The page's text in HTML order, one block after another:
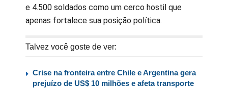
e 4.500 soldados como um cerco hostil que
apenas fortalece sua posição política.
Talvez você goste de ver:
Crise na fronteira entre Chile e Argentina gera
prejuízo de US$ 10 milhões e afeta transporte